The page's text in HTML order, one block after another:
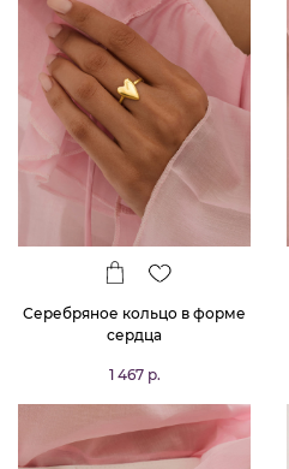
Серебряное кольцо в форме
сердца
1 467 р.